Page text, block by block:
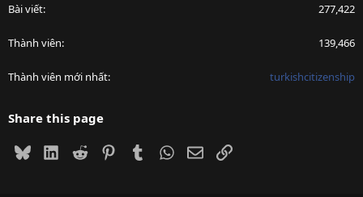
Bài viết 277,422
Thành viên 139,466
Thành viên mới nhất turkishcitizenship
Share this page
BlueskyLinkedIn
Reddit PinterestTumblrWhatsApp
EmailLink